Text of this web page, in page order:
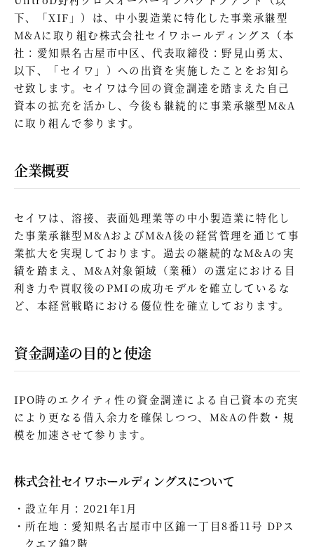
下、「XIF」）は、中小製造業に特化した事業承継型
M&Aに取り組む株式会社セイワホールディングス（本
社：愛知県名古屋市中区、代表取締役：野見山勇太、
以下、「セイワ」）への出資を実施したことをお知ら
せ致します。セイワは今回の資金調達を踏まえた自己
資本の拡充を活かし、今後も継続的に事業承継型M&A
に取り組んで参ります。
企業概要
セイワは、溶接、表面処理業等の中小製造業に特化し
た事業承継型M&AおよびM&A後の経営管理を通じて事
業拡大を実現しております。過去の継続的なM&Aの実
績を踏まえ、M&A対象領域（業種）の選定における目
利き力や買収後のPMIの成功モデルを確立しているな
ど、本経営戦略における優位性を確立しております。
資金調達の目的と使途
IPO時のエクイティ性の資金調達による自己資本の充実
により更なる借入余力を確保しつつ、M&Aの件数・規
模を加速させて参ります。
株式会社セイワホールディングスについて
設立年月：2021年1月
所在地：愛知県名古屋市中区錦一丁目8番11号 DPス
クエア錦2階